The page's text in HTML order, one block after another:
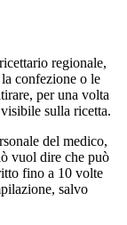
regionale,
confezione o le
per una volta
sulla ricetta.
del medico,
vuol dire che può
fino a 10 volte
salvo